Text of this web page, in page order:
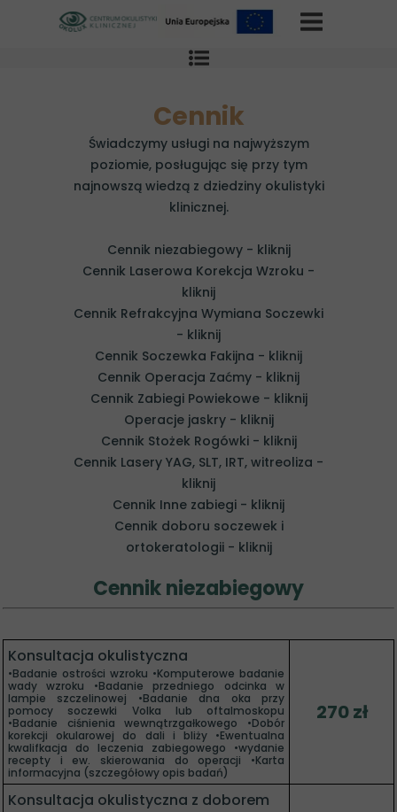
Cennik niezabiegowy
Konsultacja okulistyczna
•Badanie ostrości wzroku •Komputerowe badanie
wady wzroku •Badanie przedniego odcinka w
lampie szczelinowej •Badanie dna oka przy
pomocy soczewki Volka lub oftalmoskopu
•Badanie ciśnienia wewnątrzgałkowego •Dobór
korekcji okularowej do dali i bliży •Ewentualna
kwalifkacja do leczenia zabiegowego •wydanie
recepty i ew. skierowania do operacji •Karta
informacyjna (szczegółowy opis badań)
270 zł
Konsultacja okulistyczna z doborem
Cennik
Świadczymy usługi na najwyższym
poziomie, posługując się przy tym
najnowszą wiedzą z dziedziny okulistyki
klinicznej.
Cennik niezabiegowy - kliknij
Cennik Laserowa Korekcja Wzroku -
kliknij
Cennik Refrakcyjna Wymiana Soczewki
- kliknij
Cennik Soczewka Fakijna - kliknij
Cennik Operacja Zaćmy - kliknij
Cennik Zabiegi Powiekowe - kliknij
Operacje jaskry - kliknij
Cennik Stożek Rogówki - kliknij
Cennik Lasery YAG, SLT, IRT, witreoliza -
kliknij
Cennik Inne zabiegi - kliknij
Cennik doboru soczewek i
ortokeratologii - kliknij